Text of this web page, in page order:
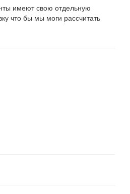
имеют свою отдельную
что бы мы моги рассчитать